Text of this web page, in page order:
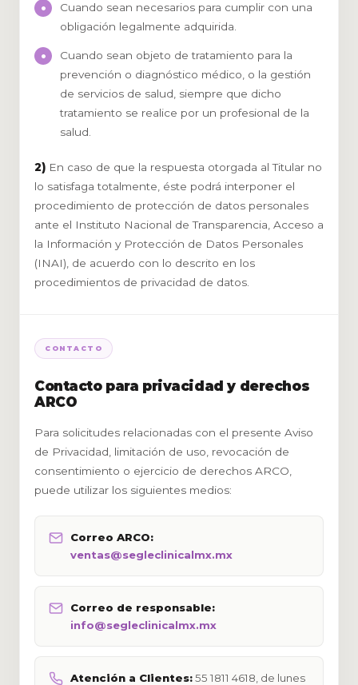
Cuando sean necesarios para cumplir con una
obligación legalmente adquirida.
Cuando sean objeto de tratamiento para la
prevención o diagnóstico médico, o la gestión
de servicios de salud, siempre que dicho
tratamiento se realice por un profesional de la
salud.
2) En caso de que la respuesta otorgada al Titular no
lo satisfaga totalmente, éste podrá interponer el
procedimiento de protección de datos personales
ante el Instituto Nacional de Transparencia, Acceso a
la Información y Protección de Datos Personales
(INAI), de acuerdo con lo descrito en los
procedimientos de privacidad de datos.
CONTACTO
Contacto para privacidad y derechos
ARCO
Para solicitudes relacionadas con el presente Aviso
de Privacidad, limitación de uso, revocación de
consentimiento o ejercicio de derechos ARCO,
puede utilizar los siguientes medios:
Correo ARCO:
ventas@segleclinicalmx.mx
Correo de responsable:
info@segleclinicalmx.mx
Atención a Clientes:55 1811 4618, de lunes